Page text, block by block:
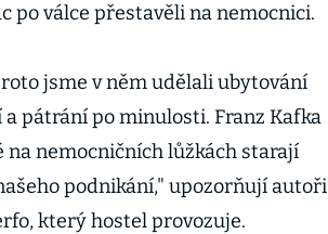
po válce přestavěli na nemocnici.
jsme v něm udělali ubytování
pátrání po minulosti. Franz Kafka
na nemocničních lůžkách starají
podnikání," upozorňují autoři
který hostel provozuje.